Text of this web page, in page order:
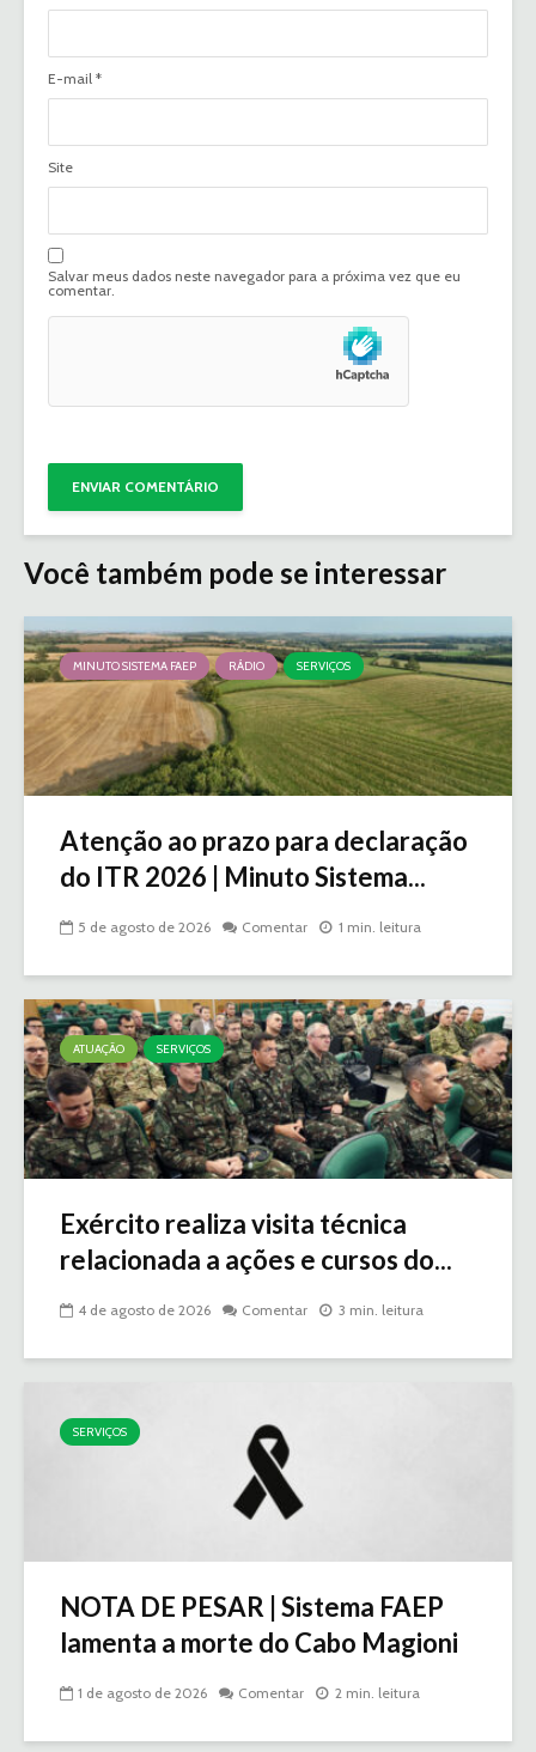
E-mail *
Site
Salvar meus dados neste navegador para a próxima vez que eu
comentar.
Você também pode se interessar
MINUTO SISTEMA FAEP RÁDIO SERVIÇOS
Atenção ao prazo para declaração
do ITR 2026 | Minuto Sistema...
5 de agosto de 2026 Comentar 1 min. leitura
ATUAÇÃO SERVIÇOS
Exército realiza visita técnica
relacionada a ações e cursos do...
4 de agosto de 2026 Comentar 3 min. leitura
SERVIÇOS
NOTA DE PESAR | Sistema FAEP
lamenta a morte do Cabo Magioni
1 de agosto de 2026 Comentar 2 min. leitura